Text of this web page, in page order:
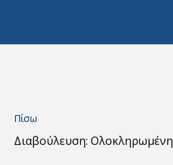
Πίσω
Διαβούλευση: Ολοκληρωμένη